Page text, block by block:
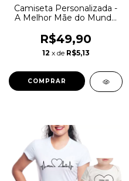
Camiseta Personalizada -
A Melhor Mãe do Mundo
R$49,90
12 x de R$5,13
COMPRAR